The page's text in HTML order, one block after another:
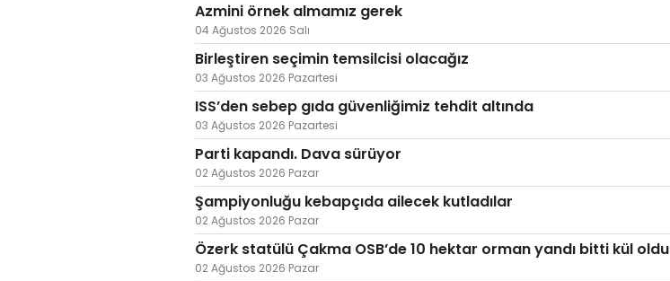
Azmini örnek almamız gerek
04 Ağustos 2026 Salı
Birleştiren seçimin temsilcisi olacağız
03 Ağustos 2026 Pazartesi
ISS’den sebep gıda güvenliğimiz tehdit altında
03 Ağustos 2026 Pazartesi
Parti kapandı. Dava sürüyor
02 Ağustos 2026 Pazar
Şampiyonluğu kebapçıda ailecek kutladılar
02 Ağustos 2026 Pazar
Özerk statülü Çakma OSB’de 10 hektar orman yandı bitti kül oldu
02 Ağustos 2026 Pazar